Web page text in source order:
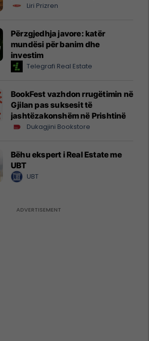
Liri Prizren
Përzgjedhja javore: katër
mundësi për banim dhe
investim
Telegrafi Real Estate
BookFest vazhdon rrugëtimin në
Gjilan pas suksesit të
jashtëzakonshëm në Prishtinë
Dukagjini Bookstore
Bëhu ekspert i Real Estate me
UBT
UBT